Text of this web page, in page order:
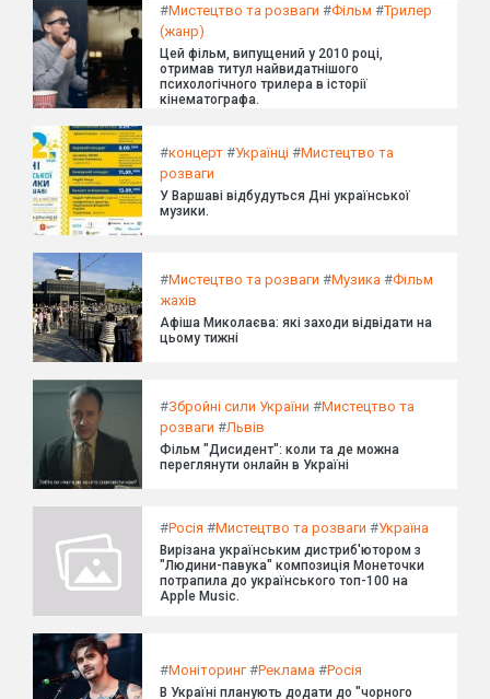
#Мистецтво та розваги #Фільм #Трилер
(жанр)
Цей фільм, випущений у 2010 році,
отримав титул найвидатнішого
психологічного трилера в історії
кінематографа.
#концерт #Українці #Мистецтво та
розваги
У Варшаві відбудуться Дні української
музики.
#Мистецтво та розваги #Музика #Фільм
жахів
Афіша Миколаєва: які заходи відвідати на
цьому тижні
#Збройні сили України #Мистецтво та
розваги #Львів
Фільм "Дисидент": коли та де можна
переглянути онлайн в Україні
#Росія #Мистецтво та розваги #Україна
Вирізана українським дистриб'ютором з
"Людини-павука" композиція Монеточки
потрапила до українського топ-100 на
Apple Music.
#Моніторинг#Реклама #Росія
В Україні планують додати до "чорного